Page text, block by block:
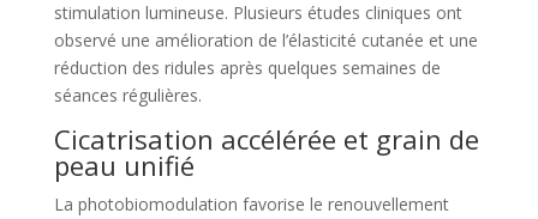
stimulation lumineuse. Plusieurs études cliniques ont
observé une amélioration de l’élasticité cutanée et une
réduction des ridules après quelques semaines de
séances régulières.
Cicatrisation accélérée et grain de
peau unifié
La photobiomodulation favorise le renouvellement